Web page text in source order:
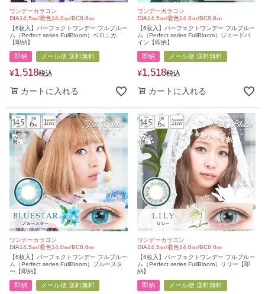
ワンデーカラコン
DIA14.5㎜/着色14.0㎜/BC8.6㎜
【6枚入】パーフェクトワンデー フルブルー
ム（Perfect series FullBloom）ベロニカ
【即納】
即納 メール便 送料無料
¥1,518税込
カートに入れる
ワンデーカラコン
DIA14.5㎜/着色14.0㎜/BC8.6㎜
【6枚入】パーフェクトワンデー フルブルー
ム（Perfect series FullBloom）ジェードバ
イン【即納】
即納 メール便 送料無料
¥1,518税込
カートに入れる
ワンデーカラコン
DIA14.5㎜/着色14.0㎜/BC8.6㎜
【6枚入】パーフェクトワンデー フルブルー
ム（Perfect series FullBloom）ブルースタ
ー【即納】
即納 メール便 送料無料
ワンデーカラコン
DIA14.5㎜/着色14.0㎜/BC8.6㎜
【6枚入】パーフェクトワンデー フルブルー
ム（Perfect series FullBloom）リリー【即
納】
即納 メール便 送料無料